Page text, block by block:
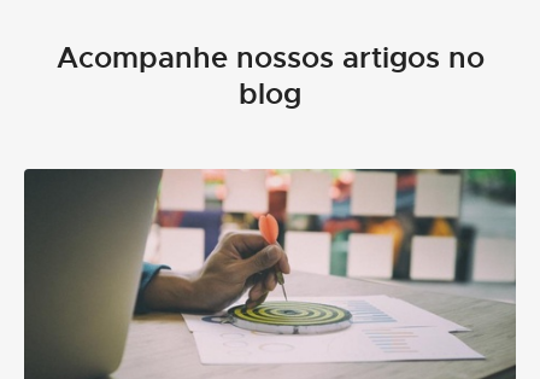
Acompanhe nossos artigos no
blog